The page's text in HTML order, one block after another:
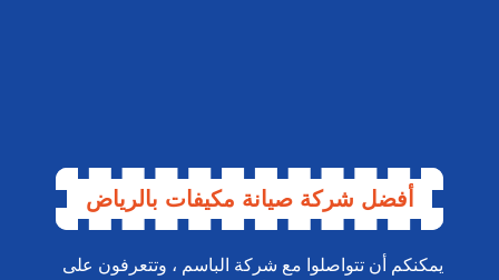
أفضل شركة صيانة مكيفات بالرياض
يمكنكم أن تتواصلوا مع شركة الباسم ، وتتعرفون على